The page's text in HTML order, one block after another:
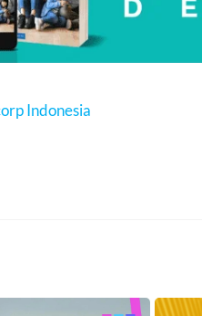
Indonesia